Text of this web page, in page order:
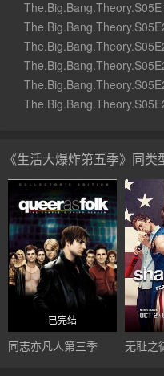
《生活大爆炸第五季》同类
已完结
同志亦凡人第三季 无耻之